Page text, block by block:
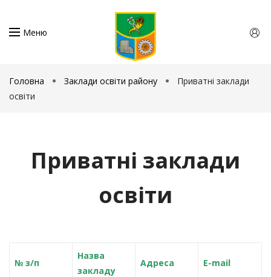
Меню
Головна Заклади освіти району
Приватні заклади
освіти
Приватні заклади
освіти
№ з/п
Назва
закладу
Адреса E-mail